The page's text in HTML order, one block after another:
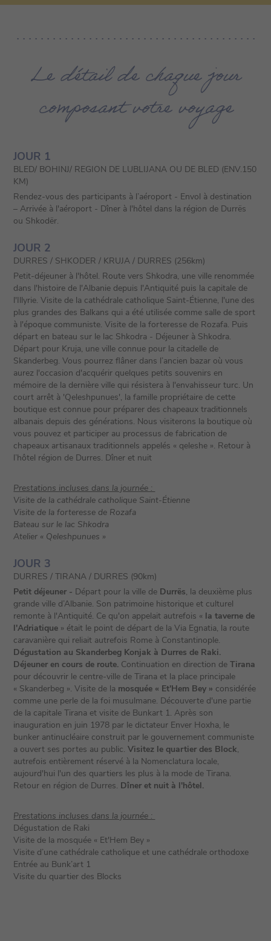
Le détail de chaque jour
composant votre voyage
JOUR 1
BLED/ BOHINJ/ REGION DE LUBLIJANA OU DE BLED (ENV.150
KM)
Rendez-vous des participants à l’aéroport - Envol à destination
– Arrivée à l'aéroport - Dîner à l'hôtel dans la région de Durrës
ou Shkodër.
JOUR 2
DURRES / SHKODER / KRUJA / DURRES (256km)
Petit-déjeuner à l'hôtel. Route vers Shkodra, une ville renommée
dans l'histoire de l'Albanie depuis l'Antiquité puis la capitale de
l'Illyrie. Visite de la cathédrale catholique Saint-Étienne, l'une des
plus grandes des Balkans qui a été utilisée comme salle de sport
à l'époque communiste. Visite de la forteresse de Rozafa. Puis
départ en bateau sur le lac Shkodra - Déjeuner à Shkodra.
Départ pour Kruja, une ville connue pour la citadelle de
Skanderbeg. Vous pourrez flâner dans l’ancien bazar où vous
aurez l'occasion d'acquérir quelques petits souvenirs en
mémoire de la dernière ville qui résistera à l'envahisseur turc. Un
court arrêt à 'Qeleshpunues', la famille propriétaire de cette
boutique est connue pour préparer des chapeaux traditionnels
albanais depuis des générations. Nous visiterons la boutique où
vous pouvez et participer au processus de fabrication de
chapeaux artisanaux traditionnels appelés « qeleshe ». Retour à
l’hôtel région de Durres. Dîner et nuit
Prestations incluses dans la journée :
Visite de la cathédrale catholique Saint-Étienne
Visite de la forteresse de Rozafa
Bateau sur le lac Shkodra
Atelier « Qeleshpunues »
JOUR 3
DURRES / TIRANA / DURRES (90km)
Petit déjeuner - Départ pour la ville de Durrës, la deuxième plus
grande ville d’Albanie. Son patrimoine historique et culturel
remonte à l'Antiquité. Ce qu'on appelait autrefois « la taverne de
l'Adriatique » était le point de départ de la Via Egnatia, la route
caravanière qui reliait autrefois Rome à Constantinople.
Dégustation au Skanderbeg Konjak à Durres de Raki.
Déjeuner en cours de route. Continuation en direction deTirana
pour découvrir le centre-ville de Tirana et la place principale
« Skanderbeg ». Visite de la mosquée « Et'Hem Bey » considérée
comme une perle de la foi musulmane. Découverte d'une partie
de la capitale Tirana et visite de Bunkart 1. Après son
inauguration en juin 1978 par le dictateur Enver Hoxha, le
bunker antinucléaire construit par le gouvernement communiste
a ouvert ses portes au public.Visitez le quartier des Block,
autrefois entièrement réservé à la Nomenclatura locale,
aujourd'hui l'un des quartiers les plus à la mode de Tirana.
Retour en région de Durres. Dîner et nuit à l'hôtel.
Prestations incluses dans la journée :
Dégustation de Raki
Visite de la mosquée « Et'Hem Bey »
Visite d’une cathédrale catholique et une cathédrale orthodoxe
Entrée au Bunk’art 1
Visite du quartier des Blocks